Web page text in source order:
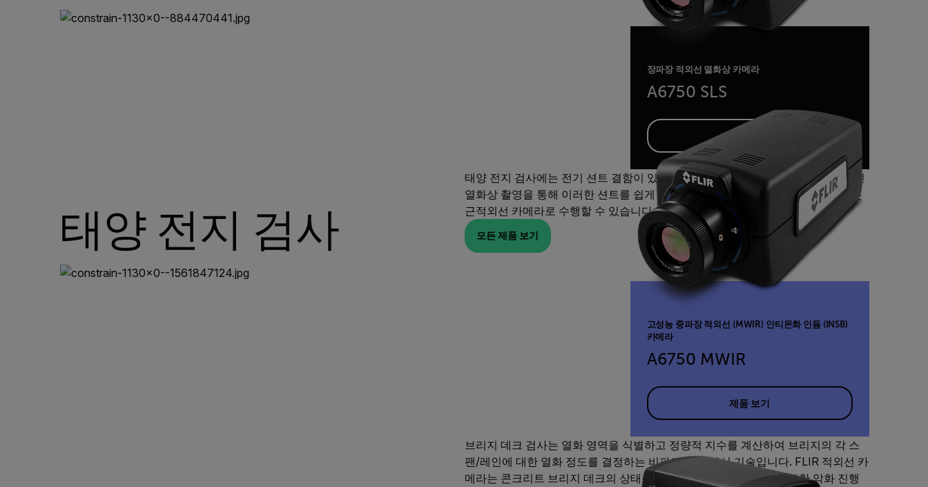
장파장 적외선 열화상 카메라
A6750 SLS
태양 전지 검사
태양 전지 검사에는 전기 션트 결함이 있을 수 있습니다. 셀에 전원이 공급되면 록인
열화상 촬영을 통해 이러한 션트를 쉽게 감지할 수 있습니다. 록인 광발광 테스트는
근적외선 카메라로 수행할 수 있습니다.
모든 제품 보기
고성능 중파장 적외선 (MWIR) 안티몬화 인듐 (INSB)
카메라
A6750 MWIR
제품 보기
브리지 데크 검사는 열화 영역을 식별하고 정량적 지수를 계산하여 브리지의 각 스
팬/레인에 대한 열화 정도를 결정하는 비파괴 다중 센서 기술입니다. FLIR 적외선 카
메라는 콘크리트 브리지 데크의 상태를 보다 정확하게 평가합니다. 또한 악화 진행